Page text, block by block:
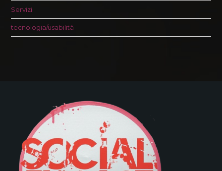
Servizi
tecnologia/usabilità